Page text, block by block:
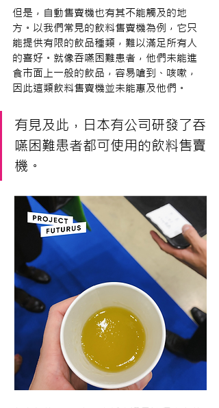
但是，自動售賣機也有其不能觸及的地
方。以我們常見的飲料售賣機為例，它只
能提供有限的飲品種類，難以滿足所有人
的喜好。就像吞嚥困難患者，他們未能進
食巿面上一般的飲品，容易嗆到、咳嗽，
因此這類飲料售賣機並未能惠及他們。
有見及此，日本有公司研發了吞
嚥困難患者都可使用的飲料售賣
機。